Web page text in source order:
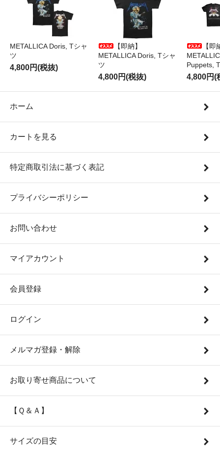
METALLICA Doris, Tシャ
ツ
4,800円(税抜)
【即納】
METALLICA Doris, Tシャ
ツ
4,800円(税抜)
【即
Puppets,
4,800円(
ホーム
カートを見る
特定商取引法に基づく表記
プライバシーポリシー
お問い合わせ
マイアカウント
会員登録
ログイン
メルマガ登録・解除
お取り寄せ商品について
【Ｑ＆Ａ】
サイズの目安